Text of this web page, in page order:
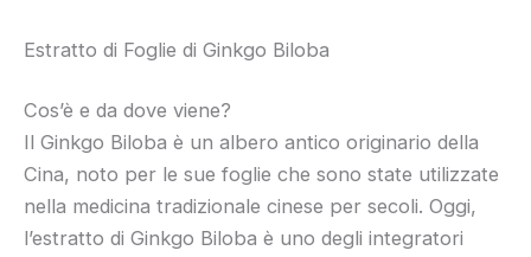
Estratto di Foglie di Ginkgo Biloba
Cos’è e da dove viene?
Il Ginkgo Biloba è un albero antico originario della
Cina, noto per le sue foglie che sono state utilizzate
nella medicina tradizionale cinese per secoli. Oggi,
l’estratto di Ginkgo Biloba è uno degli integratori